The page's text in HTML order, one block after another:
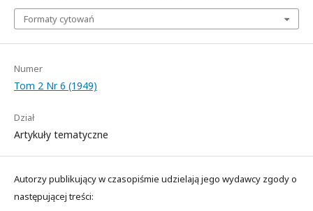
Formaty cytowań
Numer
Tom 2 Nr 6 (1949)
Dział
Artykuły tematyczne
Autorzy publikujący w czasopiśmie udzielają jego wydawcy zgody o
następującej treści: